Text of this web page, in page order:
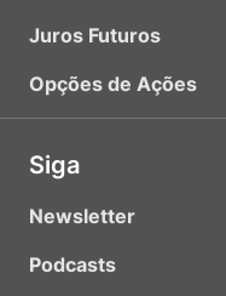
Juros Futuros
Opções de Ações
Siga
Newsletter
Podcasts